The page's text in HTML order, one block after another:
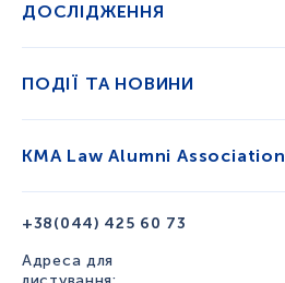
+38(044) 425 60 73
Адреса для
ДОСЛІДЖЕННЯ
ПОДІЇ ТА НОВИНИ
KMA Law Alumni Association